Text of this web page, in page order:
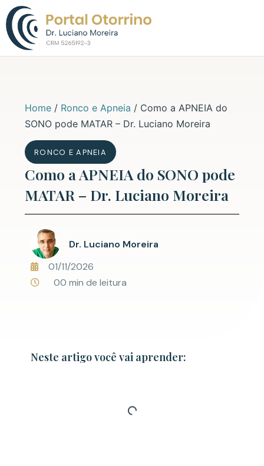
Home / Ronco e Apneia / Como a APNEIA do
SONO pode MATAR – Dr. Luciano Moreira
RONCO E APNEIA
Como a APNEIA do SONO pode
MATAR – Dr. Luciano Moreira
Dr. Luciano Moreira
01/11/2026
00 min de leitura
Neste artigo você vai aprender: